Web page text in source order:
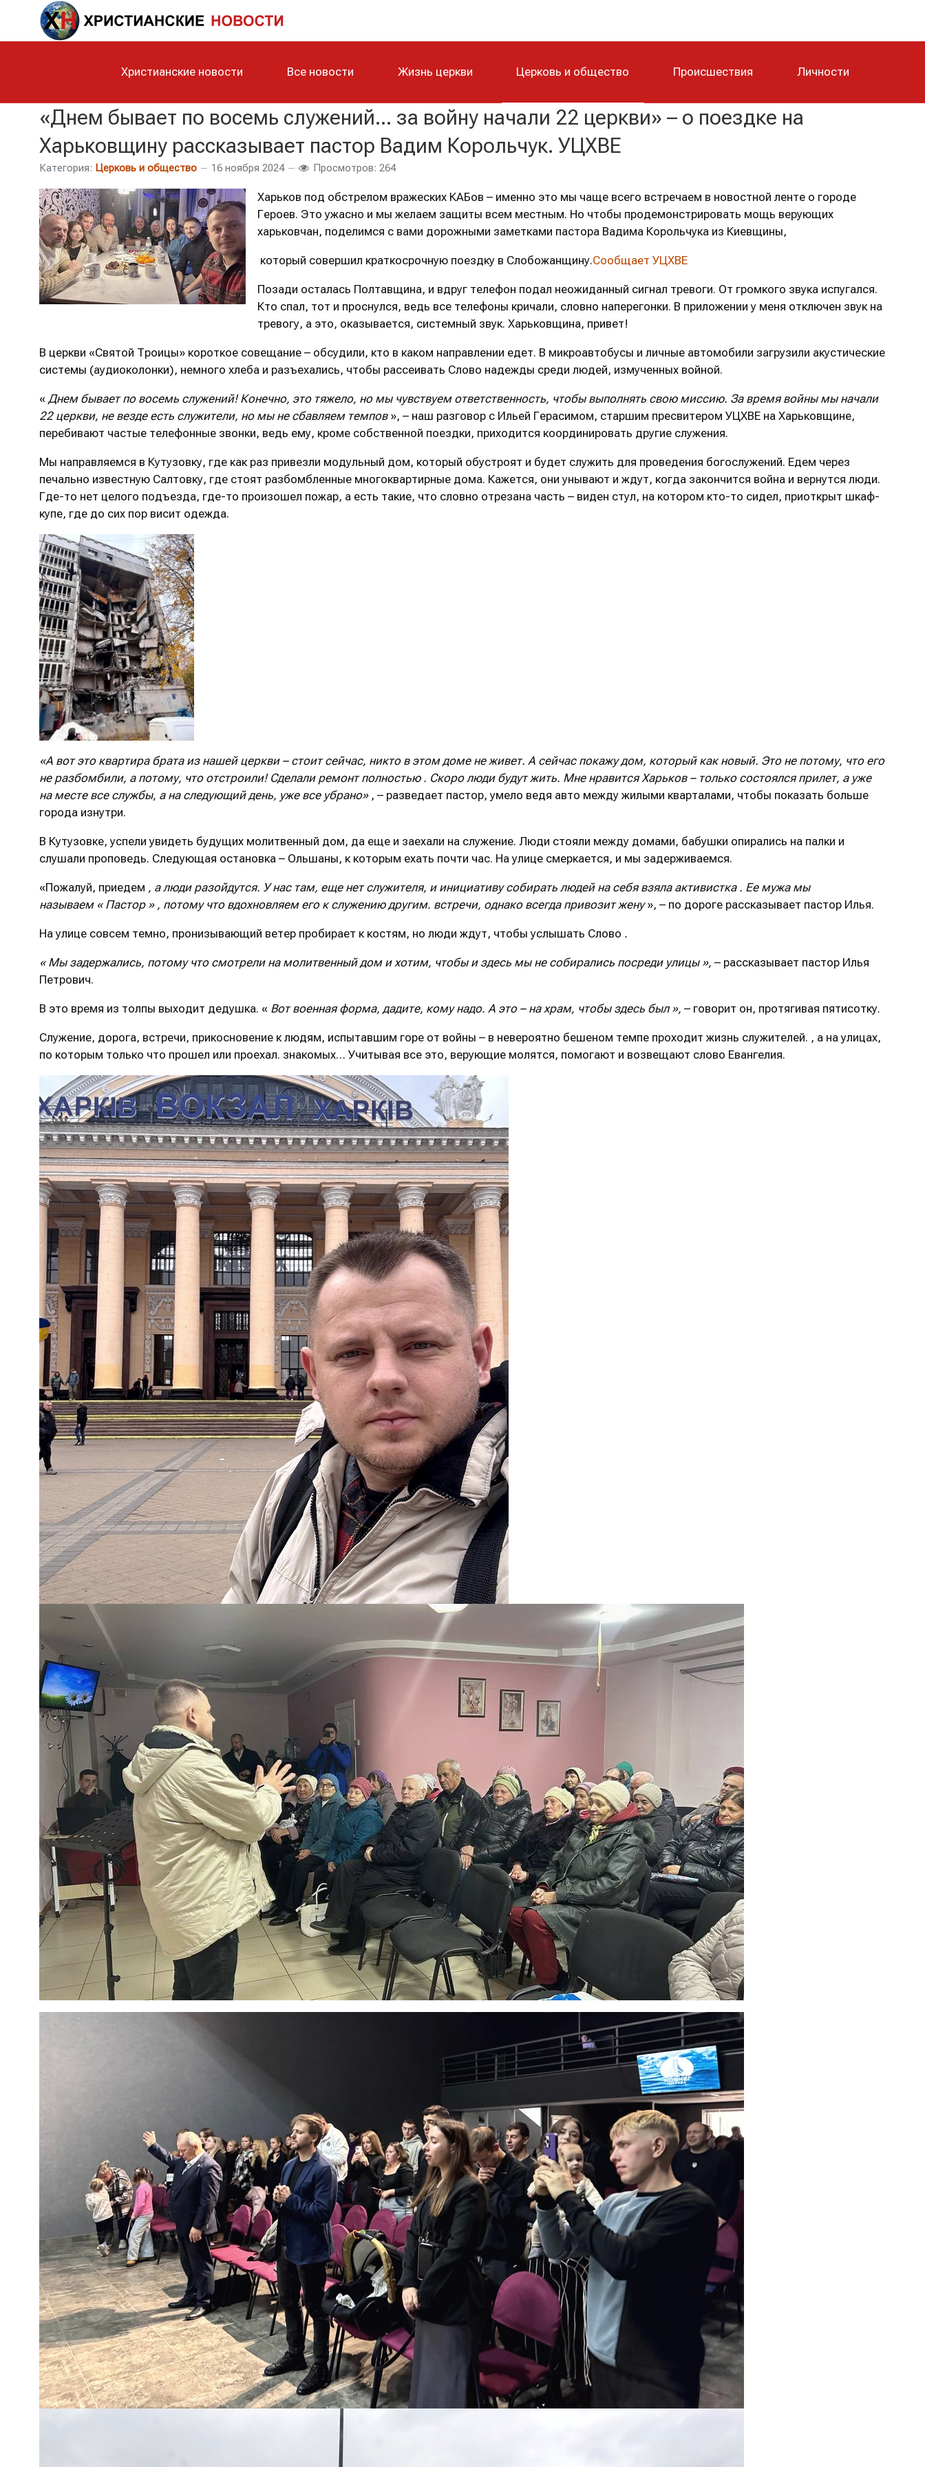
Христианские новости Все новости Жизнь церкви Церковь и общество Происшествия Личности
«Днем бывает по восемь служений… за войну начали 22 церкви» – о поездке на
Харьковщину рассказывает пастор Вадим Корольчук. УЦХВЕ
Категория: Церковь и общество 16 ноября 2024 Просмотров: 264
Харьков под обстрелом вражеских КАБов – именно это мы чаще всего встречаем в новостной ленте о городе
Героев. Это ужасно и мы желаем защиты всем местным. Но чтобы продемонстрировать мощь верующих
харьковчан, поделимся с вами дорожными заметками пастора Вадима Корольчука из Киевщины,
который совершил краткосрочную поездку в Слобожанщину.Сообщает УЦХВЕ
Позади осталась Полтавщина, и вдруг телефон подал неожиданный сигнал тревоги. От громкого звука испугался.
Кто спал, тот и проснулся, ведь все телефоны кричали, словно наперегонки. В приложении у меня отключен звук на
тревогу, а это, оказывается, системный звук. Харьковщина, привет!
В церкви «Святой Троицы» короткое совещание – обсудили, кто в каком направлении едет. В микроавтобусы и личные автомобили загрузили акустические
системы (аудиоколонки), немного хлеба и разъехались, чтобы рассеивать Слово надежды среди людей, измученных войной.
« Днем бывает по восемь служений! Конечно, это тяжело, но мы чувствуем ответственность, чтобы выполнять свою миссию. За время войны мы начали
22 церкви, не везде есть служители, но мы не сбавляем темпов», – наш разговор с Ильей Герасимом, старшим пресвитером УЦХВЕ на Харьковщине,
перебивают частые телефонные звонки, ведь ему, кроме собственной поездки, приходится координировать другие служения.
Мы направляемся в Кутузовку, где как раз привезли модульный дом, который обустроят и будет служить для проведения богослужений. Едем через
печально известную Салтовку, где стоят разбомбленные многоквартирные дома. Кажется, они унывают и ждут, когда закончится война и вернутся люди.
Где-то нет целого подъезда, где-то произошел пожар, а есть такие, что словно отрезана часть – виден стул, на котором кто-то сидел, приоткрыт шкаф-
купе, где до сих пор висит одежда.
«А вот это квартира брата из нашей церкви – стоит сейчас, никто в этом доме не живет. А сейчас покажу дом, который как новый. Это не потому, что его
не разбомбили, а потому, что отстроили! Сделали ремонт полностью . Скоролюди будут жить. Мне нравится Харьков – только состоялся прилет, а уже
на месте все службы, а на следующий день, уже все убрано», – разведает пастор, умело ведя авто между жилыми кварталами, чтобы показать больше
города изнутри.
В Кутузовке, успели увидеть будущих молитвенный дом, да еще и заехали на служение. Люди стояли между домами, бабушки опирались на палки и
слушали проповедь. Следующая остановка – Ольшаны, к которым ехать почти час. На улице смеркается, и мы задерживаемся.
«Пожалуй, приедем , а люди разойдутся. У нас там, еще нет служителя, и инициативу собирать людей на себя взяла активистка . Ее мужа мы
называем « Пастор » , потому что вдохновляем его к служению другим. встречи, однако всегда привозит жену», – по дороге рассказывает пастор Илья.
На улице совсем темно, пронизывающий ветер пробирает к костям, но люди ждут, чтобы услышать Слово .
« Мы задержались, потому что смотрели на молитвенный дом и хотим, чтобы и здесь мы не собирались посреди улицы », – рассказывает пастор Илья
Петрович.
В это время из толпы выходит дедушка. « Вот военная форма, дадите, кому надо. А это – на храм, чтобы здесь был», – говорит он, протягивая пятисотку.
Служение, дорога, встречи, прикосновение к людям, испытавшим горе от войны – в невероятно бешеном темпе проходит жизнь служителей. , а на улицах,
по которым только что прошел или проехал. знакомых… Учитывая все это, верующие молятся, помогают и возвещают слово Евангелия.